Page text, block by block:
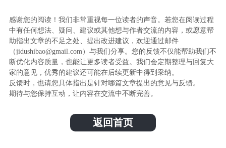
感谢您的阅读！我们非常重视每一位读者的声音。若您在阅读过程
中有任何想法、疑问、建议或其他想与作者交流的内容，或愿意帮
助指出文章的不足之处、提出改进建议，欢迎通过邮件
（jidushibao@gmail.com）与我们分享。您的反馈不仅能帮助我们不
断优化内容质量，也能让更多读者受益。我们会定期整理与回复大
家的意见，优秀的建议还可能在后续更新中得到采纳。
反馈时，也请您具体指出是针对哪篇文章提出的意见与反馈。
期待与您保持互动，让内容在交流中不断完善。
返回首页